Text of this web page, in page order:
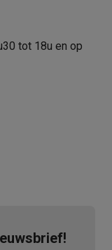
tot 18u en op